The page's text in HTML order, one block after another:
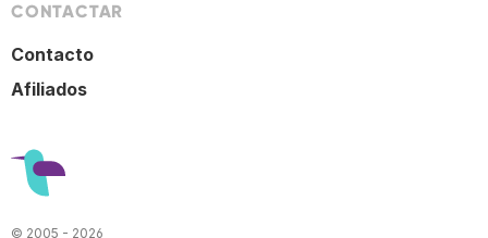
CONTACTAR
Contacto
Afiliados
© 2005 - 2026